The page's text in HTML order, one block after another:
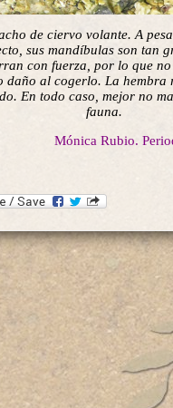
de ciervo volante. A
sus mandíbulas son tan
con fuerza, por lo que no
daño al cogerlo. La hembra
En todo caso, mejor no
fauna.
Mónica Rubio.